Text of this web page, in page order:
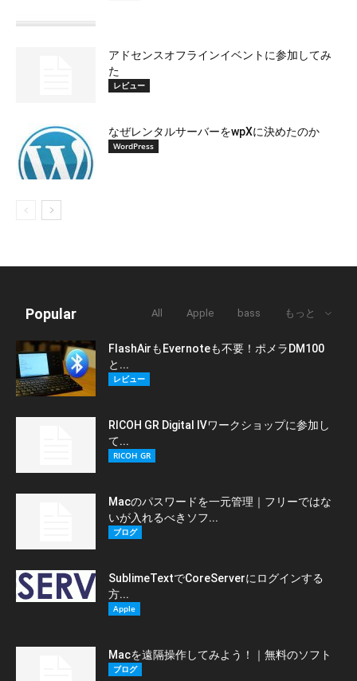
アドセンスオフラインイベントに参加してみ
た
レビュー
なぜレンタルサーバーをwpXに決めたのか
WordPress
Popular All Apple bass もっと
FlashAirもEvernoteも不要！ポメラDM100
と...
レビュー
RICOH GR Digital Ⅳワークショップに参加し
て...
RICOH GR
Macのパスワードを一元管理｜フリーではな
いが入れるべきソフ...
ブログ
SublimeTextでCoreServerにログインする
方...
Apple
Macを遠隔操作してみよう！｜無料のソフト
ブログ